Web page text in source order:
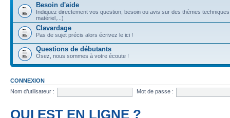
Besoin d'aide
Indiquez directement vos question, besoin ou avis sur des thèmes
matériel,...)
Clavardage
Pas de sujet précis alors écrivez le ici !
Questions de débutants
Osez, nous sommes à votre écoute !
CONNEXION
Nom d’utilisateur :
Mot de passe :
QUI EST EN LIGNE ?